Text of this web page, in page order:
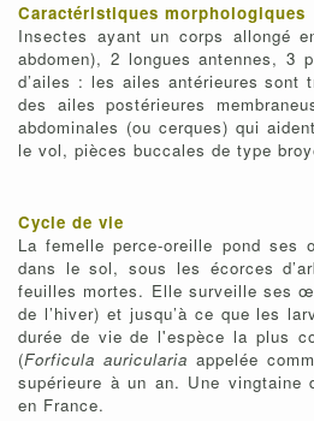
Caractéristiques morphologiques
Insectes ayant un corps allongé
abdomen), 2 longues antennes, 3
d’ailes : les ailes antérieures sont
des ailes postérieures
abdominales (ou cerques) qui
le vol, pièces buccales de type
Cycle de vie
La femelle perce-oreille pond ses
dans le sol, sous les écorces
feuilles mortes. Elle surveille ses
de l’hiver) et jusqu’à ce que les
durée de vie de l'espèce la plus
(Forficula auricularia appelée
supérieure à un an. Une vingtaine
en France.